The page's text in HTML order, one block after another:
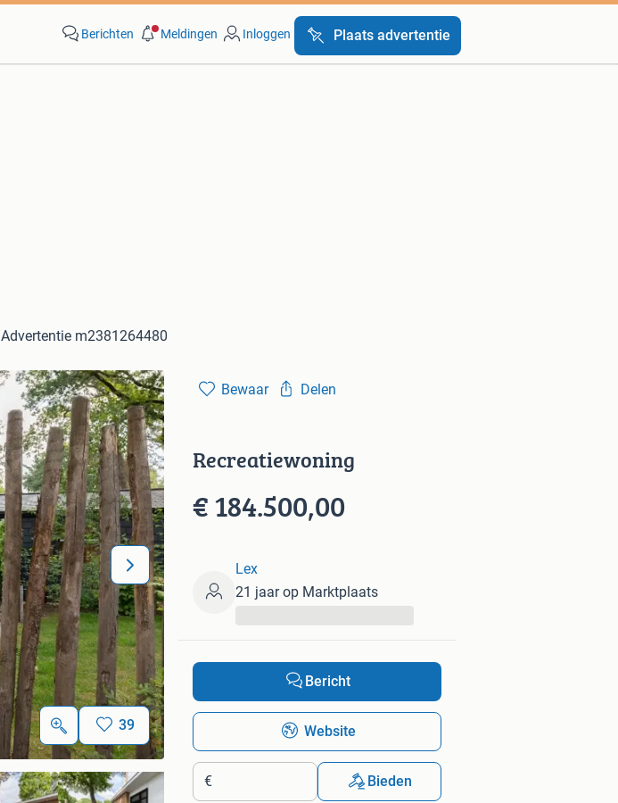
Berichten Meldingen Inloggen Plaats advertentie
Advertentie m2381264480
39
Bewaar Delen
Recreatiewoning
€ 184.500,00
Lex
21 jaar op Marktplaats
Bericht
Website
€ Bieden